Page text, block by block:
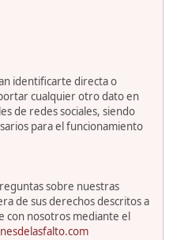
identificarte directa o
cualquier otro dato en
de redes sociales, siendo
para el funcionamiento
sobre nuestras
de sus derechos descritos a
con nosotros mediante el